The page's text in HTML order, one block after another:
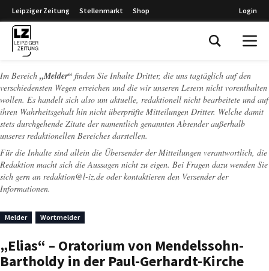
Leipziger Zeitung Stellenmarkt Shop Login
Im Bereich „Melder“ finden Sie Inhalte Dritter, die uns tagtäglich auf den
verschiedensten Wegen erreichen und die wir unseren Lesern nicht vorenthalten
wollen. Es handelt sich also um aktuelle, redaktionell nicht bearbeitete und auf
ihren Wahrheitsgehalt hin nicht überprüfte Mitteilungen Dritter. Welche damit
stets durchgehende Zitate der namentlich genannten Absender außerhalb
unseres redaktionellen Bereiches darstellen.
Für die Inhalte sind allein die Übersender der Mitteilungen verantwortlich, die
Redaktion macht sich die Aussagen nicht zu eigen. Bei Fragen dazu wenden Sie
sich gern an redaktion@l-iz.de oder kontaktieren den Versender der
Informationen.
Melder Wortmelder
„Elias“ – Oratorium von Mendelssohn-
Bartholdy in der Paul-Gerhardt-Kirche